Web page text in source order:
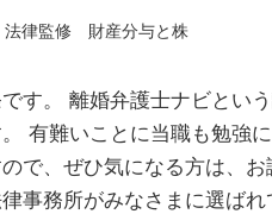
法律監修 財産分与と株
す。 離婚弁護士ナビとい
有難いことに当職も勉強
で、ぜひ気になる方は、
事務所がみなさまに選ば